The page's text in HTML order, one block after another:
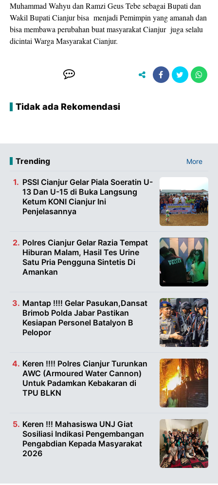
Muhammad Wahyu dan Ramzi Geus Tebe sebagai Bupati dan
Wakil Bupati Cianjur bisa menjadi Pemimpin yang amanah dan
bisa membawa perubahan buat masyarakat Cianjur juga selalu
dicintai Warga Masyarakat Cianjur.
Tidak ada Rekomendasi
Trending More
PSSI Cianjur Gelar Piala Soeratin U-
13 Dan U-15 di Buka Langsung
Ketum KONI Cianjur Ini
Penjelasannya
Polres Cianjur Gelar Razia Tempat
Hiburan Malam, Hasil Tes Urine
Satu Pria Pengguna Sintetis Di
Amankan
Mantap !!!! Gelar Pasukan,Dansat
Brimob Polda Jabar Pastikan
Kesiapan Personel Batalyon B
Pelopor
Keren !!!! Polres Cianjur Turunkan
AWC (Armoured Water Cannon)
Untuk Padamkan Kebakaran di
TPU BLKN
Keren !!! Mahasiswa UNJ Giat
Sosiliasi Indikasi Pengembangan
Pengabdian Kepada Masyarakat
2026